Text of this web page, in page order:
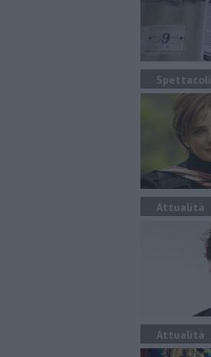
Spettacoli
Attualità
Attualità